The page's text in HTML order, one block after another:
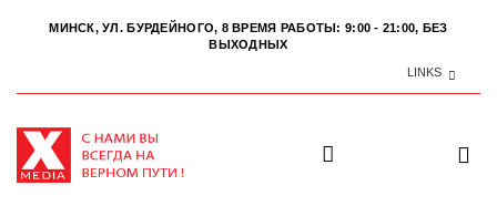
МИНСК, УЛ. БУРДЕЙНОГО, 8 ВРЕМЯ РАБОТЫ: 9:00 - 21:00, БЕЗ
ВЫХОДНЫХ
LINKS